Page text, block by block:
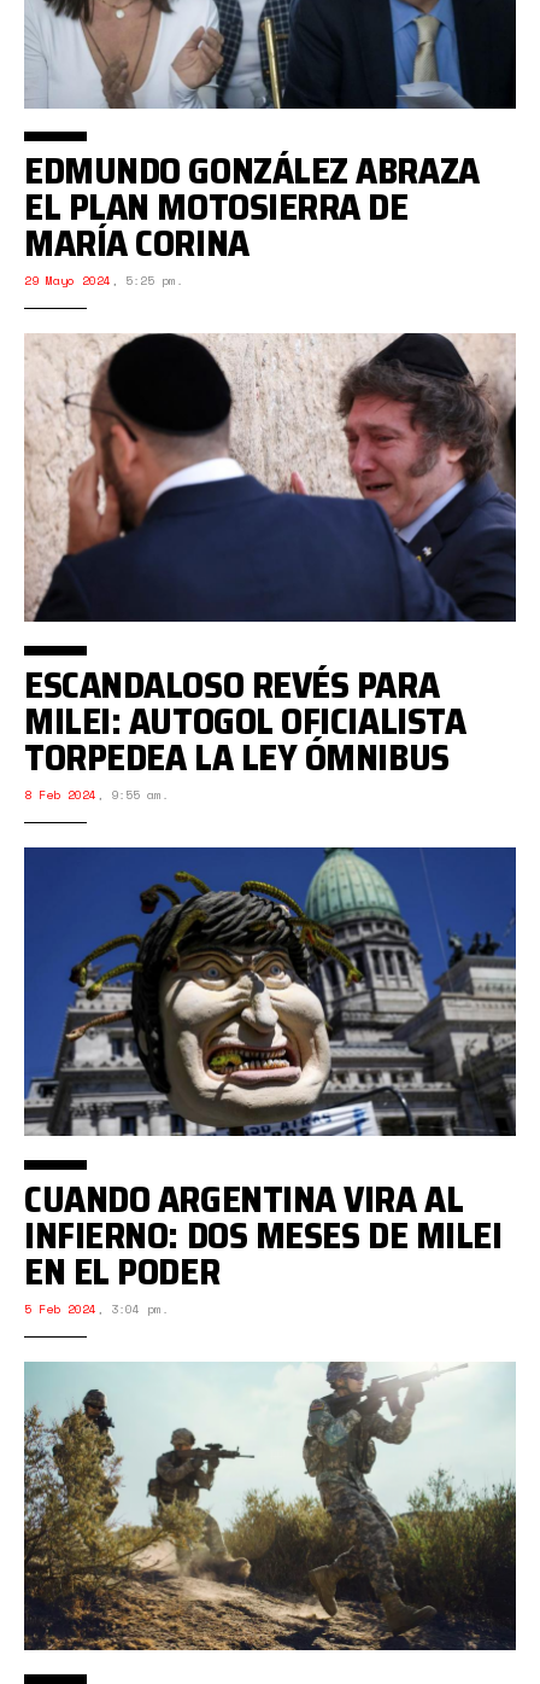
EDMUNDO GONZÁLEZ ABRAZA
EL PLAN MOTOSIERRA DE
MARÍA CORINA
29 Mayo 2024 , 5:25 pm.
ESCANDALOSO REVÉS PARA
MILEI: AUTOGOL OFICIALISTA
TORPEDEA LA LEY ÓMNIBUS
8 Feb 2024 , 9:55 am.
CUANDO ARGENTINA VIRA AL
INFIERNO: DOS MESES DE MILEI
EN EL PODER
5 Feb 2024 , 3:04 pm.